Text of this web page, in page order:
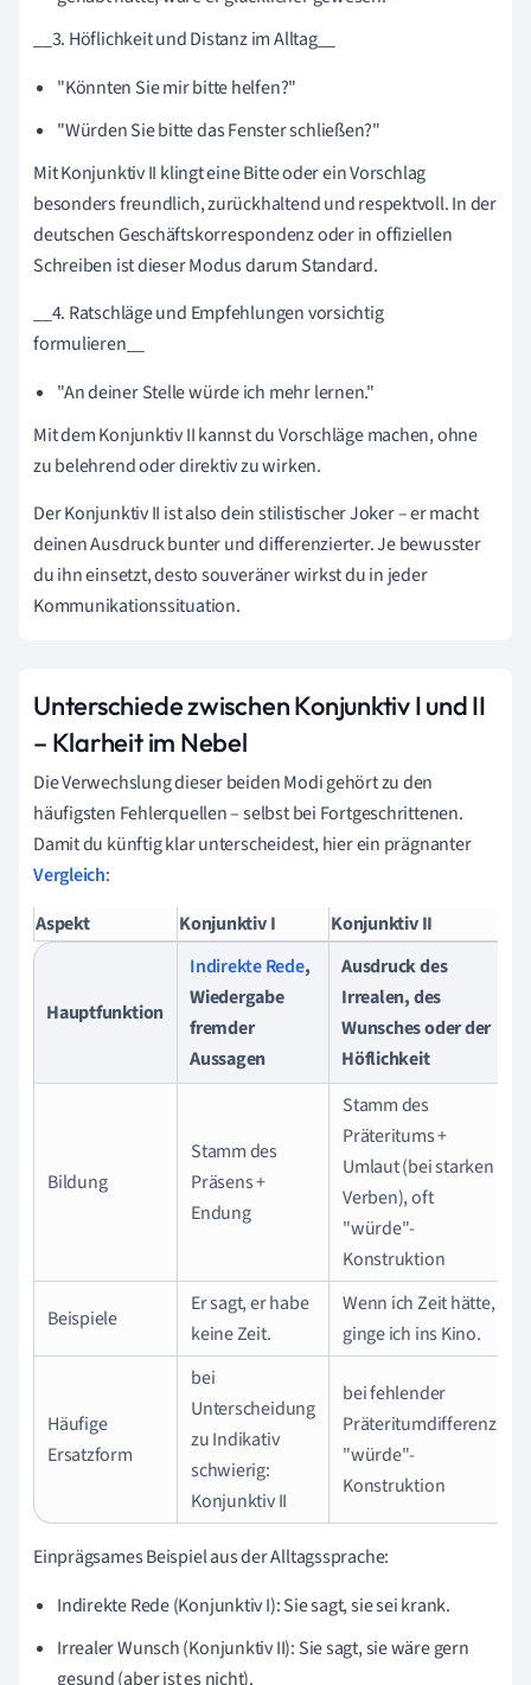
__3. Höflichkeit und Distanz im Alltag__
"Könnten Sie mir bitte helfen?"
"Würden Sie bitte das Fenster schließen?"
Mit Konjunktiv II klingt eine Bitte oder ein Vorschlag
besonders freundlich, zurückhaltend und respektvoll. In der
deutschen Geschäftskorrespondenz oder in offiziellen
Schreiben ist dieser Modus darum Standard.
__4. Ratschläge und Empfehlungen vorsichtig
formulieren__
"An deiner Stelle würde ich mehr lernen."
Mit dem Konjunktiv II kannst du Vorschläge machen, ohne
zu belehrend oder direktiv zu wirken.
Der Konjunktiv II ist also dein stilistischer Joker – er macht
deinen Ausdruck bunter und differenzierter. Je bewusster
du ihn einsetzt, desto souveräner wirkst du in jeder
Kommunikationssituation.
Unterschiede zwischen Konjunktiv I und II
– Klarheit im Nebel
Die Verwechslung dieser beiden Modi gehört zu den
häufigsten Fehlerquellen – selbst bei Fortgeschrittenen.
Damit du künftig klar unterscheidest, hier ein prägnanter
Vergleich:
Aspekt
Konjunktiv I Konjunktiv II
Hauptfunktion
Indirekte Rede,
Wiedergabe
fremder
Aussagen
Ausdruck des
Irrealen, des
Wunsches oder der
Höflichkeit
Bildung
Stamm des
Präsens +
Endung
Stamm des
Präteritums +
Umlaut (bei starken
Verben), oft
"würde"-
Konstruktion
Beispiele
Er sagt, er habe
keine Zeit.
Wenn ich Zeit hätte,
ginge ich ins Kino.
Häufige
Ersatzform
bei
Unterscheidung
zu Indikativ
schwierig:
Konjunktiv II
bei fehlender
Präteritumdifferenz:
"würde"-
Konstruktion
Einprägsames Beispiel aus der Alltagssprache:
Indirekte Rede (Konjunktiv I): Sie sagt, sie sei krank.
Irrealer Wunsch (Konjunktiv II): Sie sagt, sie wäre gern
gesund (aber ist es nicht).